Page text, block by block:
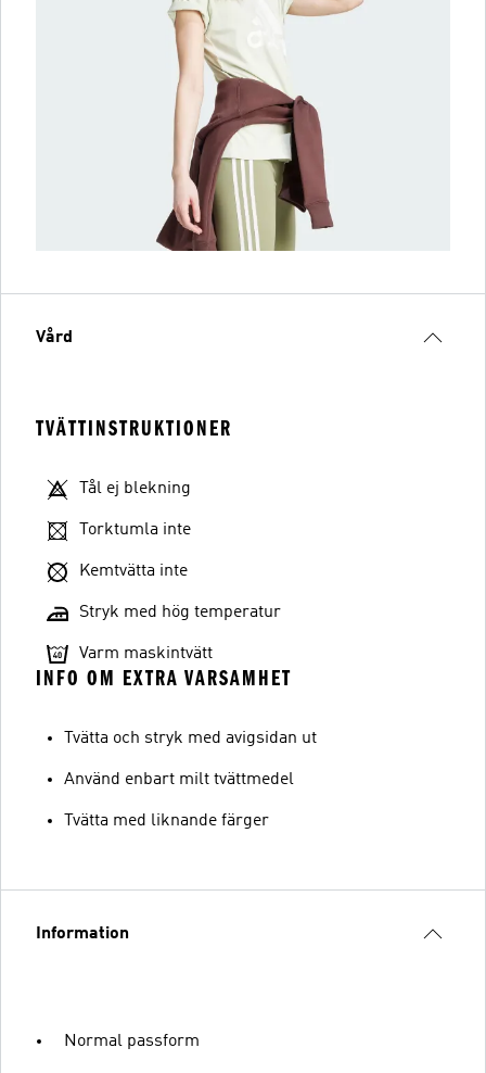
Vård
TVÄTTINSTRUKTIONER
Tål ej blekning
Torktumla inte
Kemtvätta inte
Stryk med hög temperatur
Varm maskintvätt
INFO OM EXTRA VARSAMHET
Tvätta och stryk med avigsidan ut
Använd enbart milt tvättmedel
Tvätta med liknande färger
Information
Normal passform